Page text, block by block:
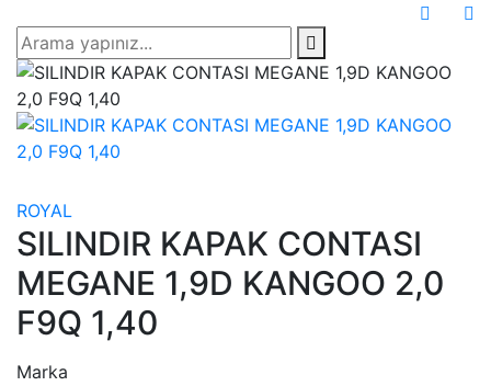
ROYAL
SILINDIR KAPAK CONTASI
MEGANE 1,9D KANGOO 2,0
F9Q 1,40
Marka